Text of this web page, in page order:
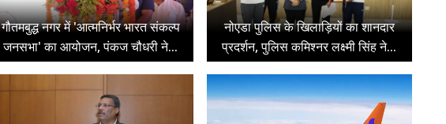
गौतमबुद्ध नगर में 'आत्मनिर्भर भारत संकल्प
जनसभा' का आयोजन, पंकज चौधरी ने...
नोएडा पुलिस के खिलाड़ियों का शानदार
प्रदर्शन, पुलिस कमिश्नर लक्ष्मी सिंह ने...